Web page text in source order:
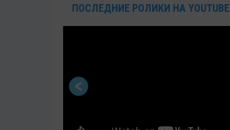
ПОСЛЕДНИЕ РОЛИКИ НА YOUTUBE